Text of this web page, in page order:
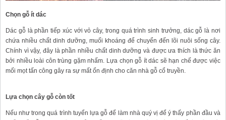
Chọn gỗ ít dác
Dác gỗ là phần tiếp xúc với vỏ cây, trong quá trình sinh trưởng, dác gỗ là nơi
chứa nhiều chất dinh dưỡng, muối khoáng để chuyển đến lõi nuôi sống cây.
Chính vì vậy, đây là phần nhiều chất dinh dưỡng và được ưa thích là thức ăn
bởi nhiều loài côn trùng gặm nhấm. Lựa chọn gỗ ít dác sẽ hạn chế được việc
mối mọt tấn công gây ra sự mất ổn định cho căn nhà gỗ cổ truyền.
Lựa chọn cây gỗ còn tốt
Nếu như trong quá trình tuyển lựa gỗ để làm nhà quý vị để ý thấy phần đầu và